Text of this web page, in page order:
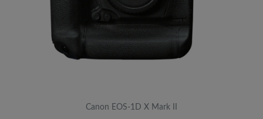
Canon EOS-1D X Mark II